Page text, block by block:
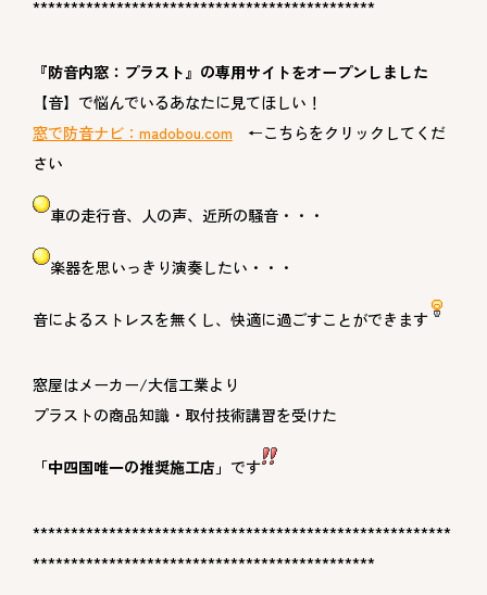
*********************************************
『防音内窓：プラスト』の専用サイトをオープンしました
【音】で悩んでいるあなたに見てほしい！
窓で防音ナビ：madobou.com ←こちらをクリックしてくだ
さい
車の走行音、人の声、近所の騒音・・・
楽器を思いっきり演奏したい・・・
音によるストレスを無くし、快適に過ごすことができます
窓屋はメーカー/大信工業より
プラストの商品知識・取付技術講習を受けた
「中四国唯一の推奨施工店」 です
*******************************************************
*********************************************